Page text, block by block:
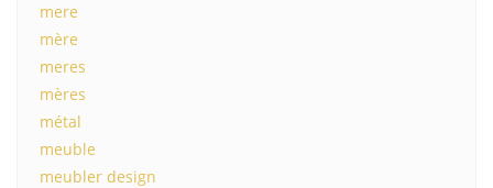
mere
mère
meres
mères
métal
meuble
meubler design